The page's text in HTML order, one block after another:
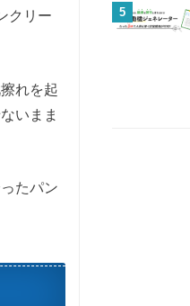
クリー
れを起
いまま
たパン
5